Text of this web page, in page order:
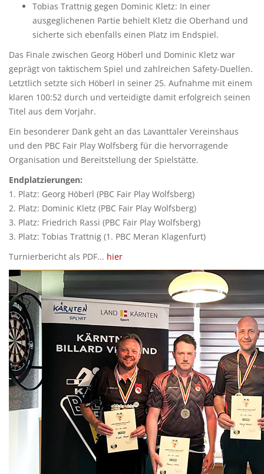
Tobias Trattnig gegen Dominic Kletz: In einer
ausgeglichenen Partie behielt Kletz die Oberhand und
sicherte sich ebenfalls einen Platz im Endspiel.
Das Finale zwischen Georg Höberl und Dominic Kletz war
geprägt von taktischem Spiel und zahlreichen Safety-Duellen.
Letztlich setzte sich Höberl in seiner 25. Aufnahme mit einem
klaren 100:52 durch und verteidigte damit erfolgreich seinen
Titel aus dem Vorjahr.
Ein besonderer Dank geht an das Lavanttaler Vereinshaus
und den PBC Fair Play Wolfsberg für die hervorragende
Organisation und Bereitstellung der Spielstätte.
Endplatzierungen:
1. Platz: Georg Höberl (PBC Fair Play Wolfsberg)
2. Platz: Dominic Kletz (PBC Fair Play Wolfsberg)
3. Platz: Friedrich Rassi (PBC Fair Play Wolfsberg)
3. Platz: Tobias Trattnig (1. PBC Meran Klagenfurt)
Turnierbericht als PDF... hier